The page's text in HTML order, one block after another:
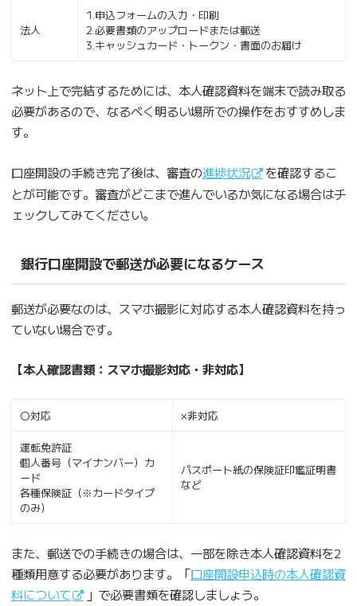
法人
1.申込フォームの入力・印刷
2.必要書類のアップロードまたは郵送
3.キャッシュカード・トークン・書面のお届け
ネット上で完結するためには、本人確認資料を端末で読み取る
必要があるので、なるべく明るい場所での操作をおすすめしま
す。
口座開設の手続き完了後は、審査の進捗状況
を確認するこ
とが可能です。審査がどこまで進んでいるか気になる場合はチ
ェックしてみてください。
銀行口座開設で郵送が必要になるケース
郵送が必要なのは、スマホ撮影に対応する本人確認資料を持っ
ていない場合です。
【本人確認書類：スマホ撮影対応・非対応】
〇対応 ×非対応
運転免許証
個人番号（マイナンバー）カ
ード
各種保険証（※カードタイプ
のみ）
パスポート紙の保険証印鑑証明書
など
また、郵送での手続きの場合は、一部を除き本人確認資料を2
種類用意する必要があります。「口座開設申込時の本人確認資
料について
」で必要書類を確認しましょう。